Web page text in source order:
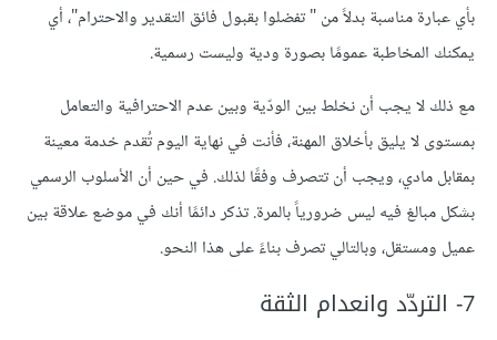
بأي عبارة مناسبة بدلاً من " تفضلوا بقبول فائق التقدير والاحترام"، أي
يمكنك المخاطبة عمومًا بصورة ودية وليست رسمية.
مع ذلك لا يجب أن نخلط بين الودّية وبين عدم الاحترافية والتعامل
بمستوى لا يليق بأخلاق المهنة، فأنت في نهاية اليوم تُقدم خدمة معينة
بمقابل مادي، ويجب أن تتصرف وفقًا لذلك. في حين أن الأسلوب الرسمي
بشكل مبالغ فيه ليس ضرورياً بالمرة. تذكر دائمًا أنك في موضع علاقة بين
عميل ومستقل، وبالتالي تصرف بناءً على هذا النحو.
7- التردّد وانعدام الثقة